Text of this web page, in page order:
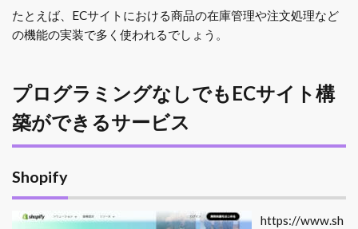
たとえば、ECサイトにおける商品の在庫管理や注文処理など
の機能の実装で多く使われるでしょう。
プログラミングなしでもECサイト構
築ができるサービス
Shopify
https://www.sh